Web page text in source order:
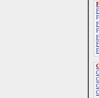
F